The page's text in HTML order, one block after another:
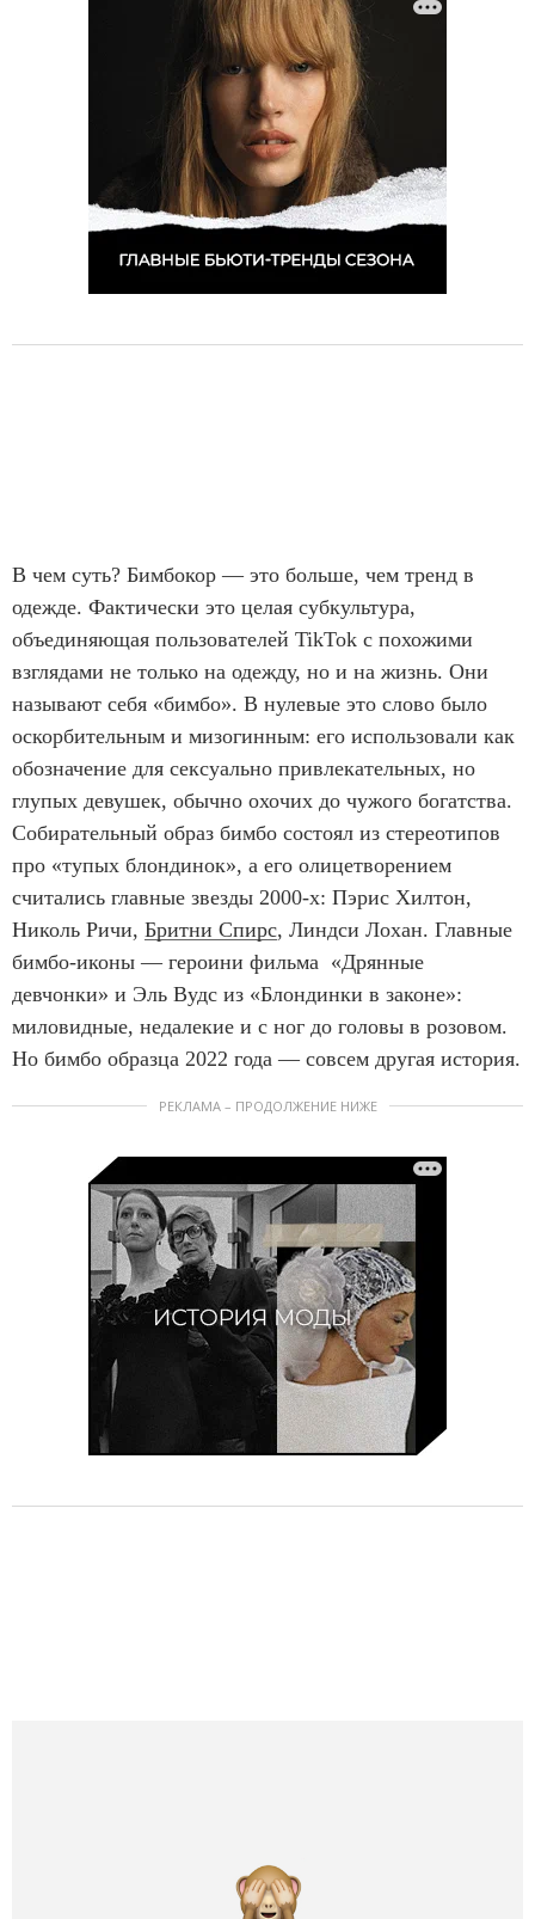
В чем суть? Бимбокор — это больше, чем тренд в
одежде. Фактически это целая субкультура,
объединяющая пользователей TikTok с похожими
взглядами не только на одежду, но и на жизнь. Они
называют себя «бимбо». В нулевые это слово было
оскорбительным и мизогинным: его использовали как
обозначение для сексуально привлекательных, но
глупых девушек, обычно охочих до чужого богатства.
Собирательный образ бимбо состоял из стереотипов
про «тупых блондинок», а его олицетворением
считались главные звезды 2000-х: Пэрис Хилтон,
Николь Ричи, Бритни Спирс, Линдси Лохан. Главные
бимбо-иконы — героини фильма «Дрянные
девчонки» и Эль Вудс из «Блондинки в законе»:
миловидные, недалекие и с ног до головы в розовом.
Но бимбо образца 2022 года — совсем другая история.
РЕКЛАМА – ПРОДОЛЖЕНИЕ НИЖЕ